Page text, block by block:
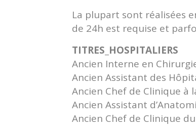
La plupart sont réalisées
de 24h est requise et
TITRES_HOSPITALIERS
Ancien Interne en
Ancien Assistant des
Ancien Chef de Clinique à
Ancien Assistant
Ancien Chef de Clinique